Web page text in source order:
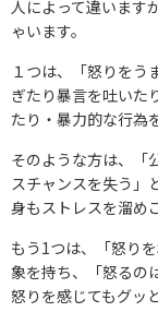
人によって違います
ゃいます。
１つは、「怒りをう
ぎたり暴言を吐いた
たり・暴力的な行為
そのような方は、「
スチャンスを失う」
身もストレスを溜め
もう1つは、「怒り
象を持ち、「怒るの
怒りを感じてもグッ